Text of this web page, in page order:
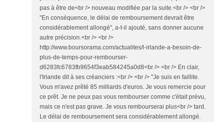
pas à être de<br /> nouveau modifiée par la suite.<br /> <br />
"En conséquence, le délai de remboursement devrait être
considérablement allongé", a-t-il ajouté, sans donner aucune
autre précision.<br /> <br />
http://www.boursorama.com/actualites/l-irlande-a-besoin-de-
plus-de-temps-pour-rembourser-
d6283fc6783fb9654f3eab584245a0d8<br /> <br /> En clair,
l'Irlande dit à ses créanciers :<br /> <br /> "Je suis en faillite.
Vous m'avez prêté 85 milliards d'euros. Je vous remercie pour
ce prêt. Je ne peux pas vous rembourser comme c'était prévu,
mais ce n'est pas grave. Je vous rembourserai plus<br /> tard.
Le délai de remboursement sera considérablement allongé.